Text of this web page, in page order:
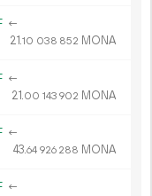
←
21.10 038 852 MONA
←
21.00 143 902 MONA
←
43.64 926 288 MONA
←